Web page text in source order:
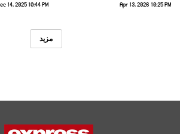
Apr 13, 2026 10:25 PM
14, 2025 10:44 PM
مزید